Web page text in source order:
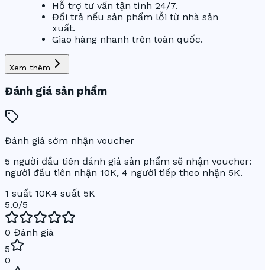
Hỗ trợ tư vấn tận tình 24/7.
Đổi trả nếu sản phẩm lỗi từ nhà sản
xuất.
Giao hàng nhanh trên toàn quốc.
Xem thêm
Đánh giá sản phẩm
Đánh giá sớm nhận voucher
5 người đầu tiên đánh giá sản phẩm sẽ nhận voucher:
người đầu tiên nhận 10K, 4 người tiếp theo nhận 5K.
1 suất 10K4 suất 5K
5.0/5
0 Đánh giá
5
0